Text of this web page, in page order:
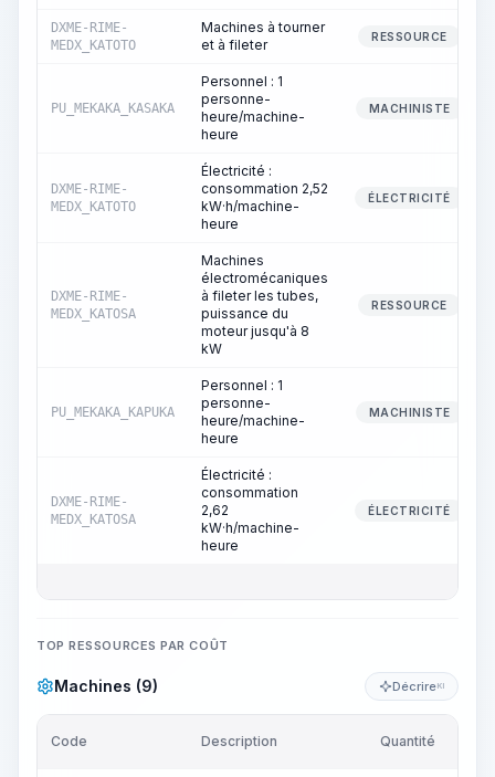
DXME-RIME-
MEDX_KATOTO
Machines à tourner
et à fileter
RESSOURCE
PU_MEKAKA_KASAKA
Personnel : 1
personne-
heure/machine-
heure
MACHINISTE
DXME-RIME-
MEDX_KATOTO
Électricité :
consommation 2,52
kW·h/machine-
heure
ÉLECTRICITÉ
DXME-RIME-
MEDX_KATOSA
Machines
électromécaniques
à fileter les tubes,
puissance du
moteur jusqu'à 8
kW
RESSOURCE
PU_MEKAKA_KAPUKA
Personnel : 1
personne-
heure/machine-
heure
MACHINISTE
DXME-RIME-
MEDX_KATOSA
Électricité :
consommation
2,62
kW·h/machine-
heure
ÉLECTRICITÉ
TOP RESSOURCES PAR COÛT
Machines (9) DécrireKI
Code Description Quantité